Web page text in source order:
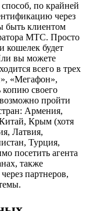
по крайней
через
быть клиентом
МТС. Просто
кошелек будет
вы можете
всего в трех
«Мегафон»,
своего
пройти
Армения,
Китай, Крым (хотя
Латвия,
Турция,
посетить агента
также
партнеров,